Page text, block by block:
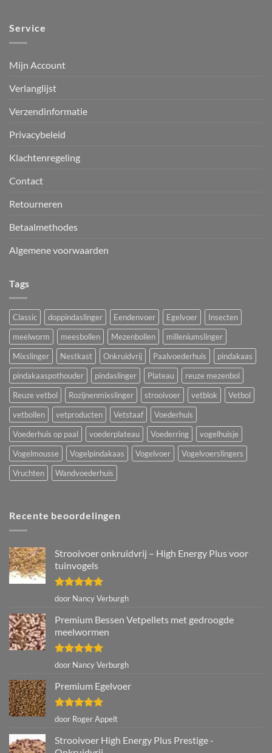
Service
Mijn Account
Verlanglijst
Verzendinformatie
Privacybeleid
Klachtenregeling
Contact
Retourneren
Betaalmethodes
Algemene voorwaarden
Tags
Classic doppindaslinger Eendenvoer Egelvoer
Insecten
meelworm
meesbollen Mezenbollen
milleniumslinger
Mixslinger
Nestkast Onkruidvrij Paalvoederhuis
pindakaas
pindakaaspothouder
pindaslinger Plateau
reuze mezenbol
Reuze vetbol
Rozijnenmixslinger strooivoer vetblok
Vetbol
vetbollen
vetproducten Vetstaaf
Voederhuis
Voederhuis op paal
voederplateau Voederring
vogelhuisje
Vogelmousse
Vogelpindakaas Vogelvoer
Vogelvoerslingers
Vruchten
Wandvoederhuis
Recente beoordelingen
Strooivoer onkruidvrij – High Energy Plus voor
tuinvogels
Gewaardeerd
door Nancy Verburgh
Premium Bessen Vetpellets met gedroogde
meelwormen
Gewaardeerd
door Nancy Verburgh
Premium Egelvoer
Gewaardeerd
uit 5
door Roger Appelt
Strooivoer High Energy Plus Prestige -